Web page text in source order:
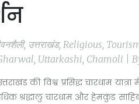
उत्तराखंड, Religious,
Uttarkashi, Chamoli |
की विश्व प्रसिद्ध चारधाम
श्रद्धालु चारधाम और हेमकुंड